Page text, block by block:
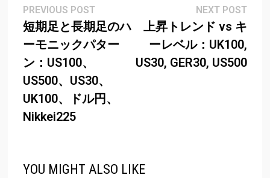
Post
navigation
PREVIOUS POSTPrevious
post:
短期足と長期足のハ
ーモニックパター
ン：US100、
US500、US30、
UK100、ドル円、
Nikkei225
NEXT POSTNext
上昇トレンド vs キ
ーレベル：UK100,
US30, GER30, US500
YOU MIGHT ALSO LIKE